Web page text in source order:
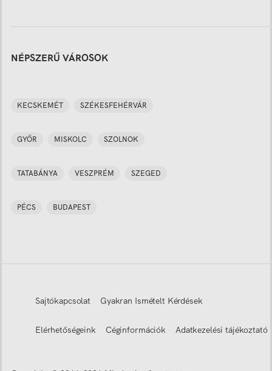
NÉPSZERŰ VÁROSOK
KECSKEMÉT SZÉKESFEHÉRVÁR
GYŐR MISKOLC SZOLNOK
TATABÁNYA VESZPRÉM SZEGED
PÉCS BUDAPEST
Sajtókapcsolat Gyakran Ismételt Kérdések
Elérhetőségeink Céginformációk Adatkezelési tájékoztató